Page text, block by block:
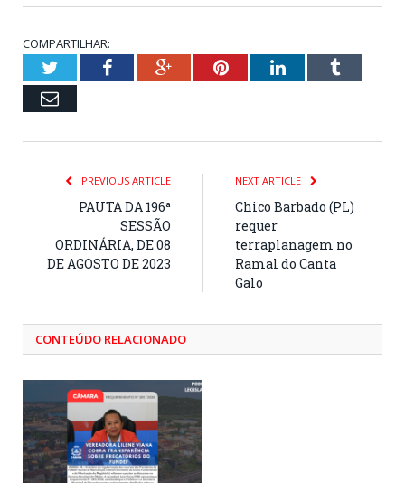
COMPARTILHAR:
TwitterFacebookGoogle+PinterestLinkedInTumblr
Email
PREVIOUS ARTICLE
PAUTA DA 196ª
SESSÃO
ORDINÁRIA, DE 08
DE AGOSTO DE 2023
NEXT ARTICLE
Chico Barbado (PL)
requer
terraplanagem no
Ramal do Canta
Galo
CONTEÚDO RELACIONADO